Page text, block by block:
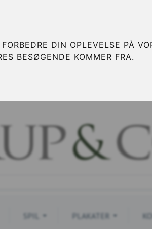
DIN OPLEVELSE PÅ
BESØGENDE KOMMER FRA.
SPIL PLAKATER